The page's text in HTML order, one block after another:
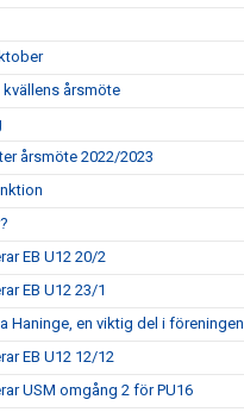
årsmöte
årsmöte 2022/2023
EB U12 20/2
EB U12 23/1
Haninge, en viktig del i föreningen
EB U12 12/12
USM omgång 2 för PU16